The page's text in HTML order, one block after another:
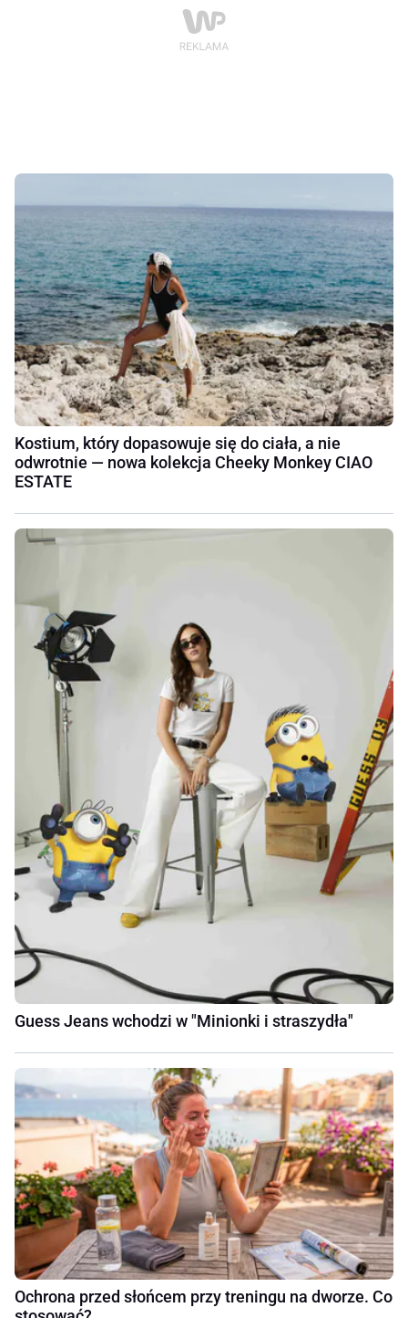
Kostium, który dopasowuje się do ciała, a nie
odwrotnie — nowa kolekcja Cheeky Monkey CIAO
ESTATE
Guess Jeans wchodzi w "Minionki i straszydła"
Ochrona przed słońcem przy treningu na dworze. Co